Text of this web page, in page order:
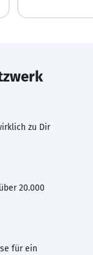
zu Dir
20.000
für ein